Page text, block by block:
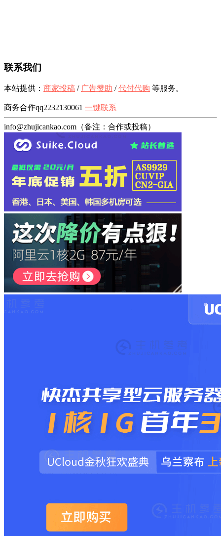
联系我们
本站提供： 商家投稿 / 广告赞助 /代付代购 等服务。
商务合作qq2232130061 一键联系
info@zhujicankao.com（备注：合作或投稿）